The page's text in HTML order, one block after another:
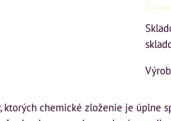
chemické zloženie je úplne